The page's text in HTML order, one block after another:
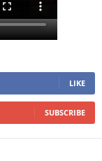
LIKE
SUBSCRIBE